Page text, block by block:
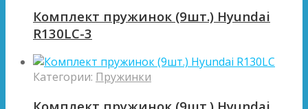
Комплект пружинок (9шт.) Hyundai
R130LC-3
Категории: Пружинки